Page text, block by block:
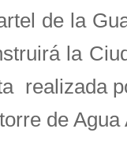
de la
la
realizada
de